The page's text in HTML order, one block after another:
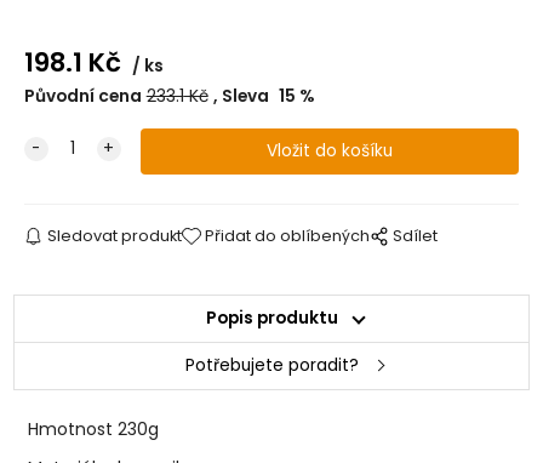
198.1 Kč
ks
Původní cena 233.1Kč Sleva 15 %
Sledovat produkt Přidat do oblíbených Sdílet
Popis produktu
Potřebujete poradit?
Hmotnost 230g